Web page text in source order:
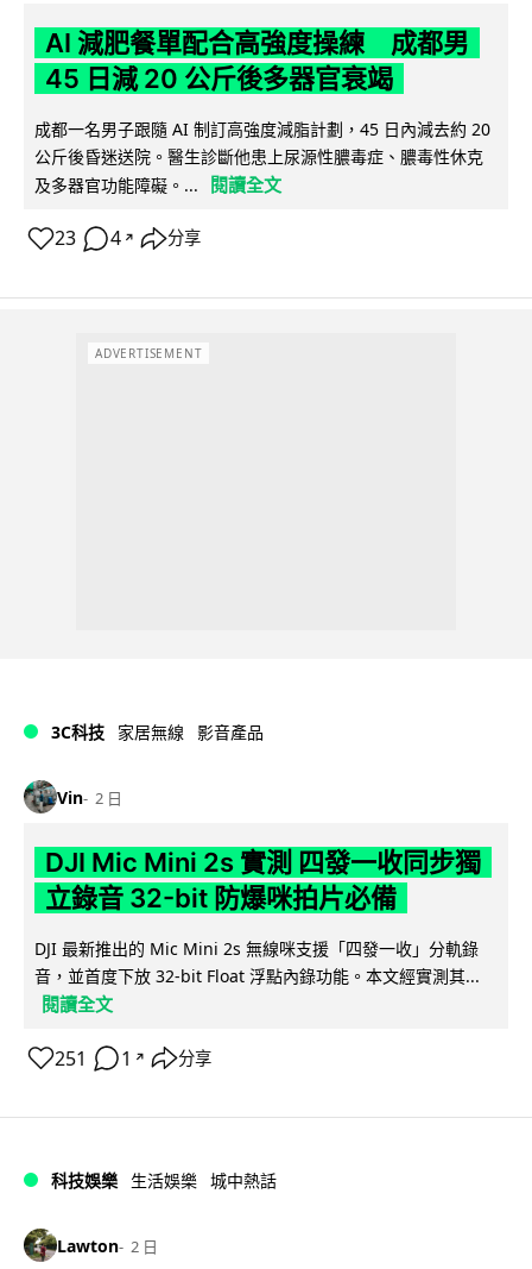
AI 減肥餐單配合高強度操練 成都男
45 日減 20 公斤後多器官衰竭
成都一名男子跟隨 AI 制訂高強度減脂計劃，45 日內減去約 20
公斤後昏迷送院。醫生診斷他患上尿源性膿毒症、膿毒性休克
及多器官功能障礙。...
閱讀全文
23 4 ↗ 分享
ADVERTISEMENT
3C科技 家居無線 影音產品
Vin 2 日
DJI Mic Mini 2s 實測 四發一收同步獨
立錄音 32-bit 防爆咪拍片必備
DJI 最新推出的 Mic Mini 2s 無線咪支援「四發一收」分軌錄
音，並首度下放 32-bit Float 浮點內錄功能。本文經實測其...
閱讀全文
251 1 ↗ 分享
科技娛樂 生活娛樂 城中熱話
Lawton 2 日